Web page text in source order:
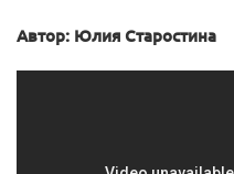
Автор: Юлия Старостина